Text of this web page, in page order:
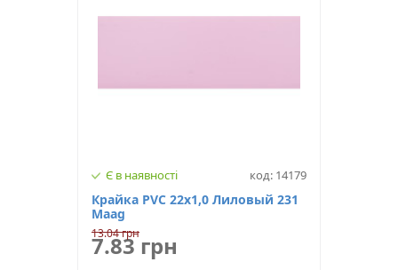
Є в наявності код: 14179
Крайка PVC 22х1,0 Лиловый 231
Maag
13.04 грн
7.83 грн